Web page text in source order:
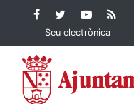
Contingut principalFacebook
Ajuntament de
Twitter
Dénia
de
Seu electrònica